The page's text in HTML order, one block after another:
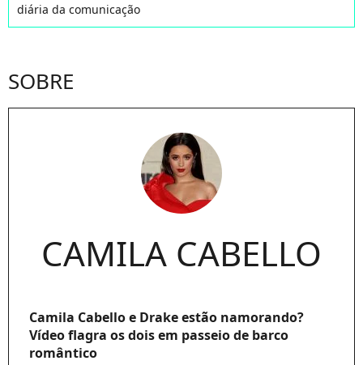
diária da comunicação
SOBRE
CAMILA CABELLO
Camila Cabello e Drake estão namorando?
Vídeo flagra os dois em passeio de barco
romântico